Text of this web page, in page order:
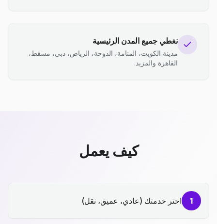
نغطي جميع المدن الرئيسية
مدينة الكويت، المنامة، الدوحة، الرياض، دبي، مسقط،
القاهرة والمزيد.
كيف يعمل
1 اختر خدمتك (عادي، عميق، نقل)